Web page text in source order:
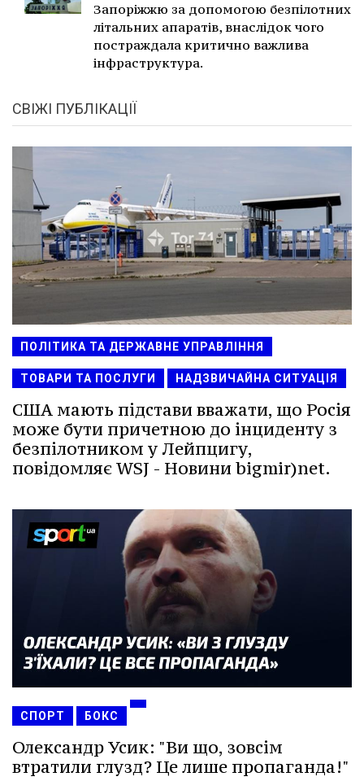
Запоріжжю за допомогою безпілотних
літальних апаратів, внаслідок чого
постраждала критично важлива
інфраструктура.
СВІЖІ ПУБЛІКАЦІЇ
ПОЛІТИКА ТА ДЕРЖАВНЕ УПРАВЛІННЯ
ТОВАРИ ТА ПОСЛУГИ НАДЗВИЧАЙНА СИТУАЦІЯ
США мають підстави вважати, що Росія
може бути причетною до інциденту з
безпілотником у Лейпцигу,
повідомляє WSJ - Новини bigmir)net.
СПОРТ БОКС
Олександр Усик: "Ви що, зовсім
втратили глузд? Це лише пропаганда!"